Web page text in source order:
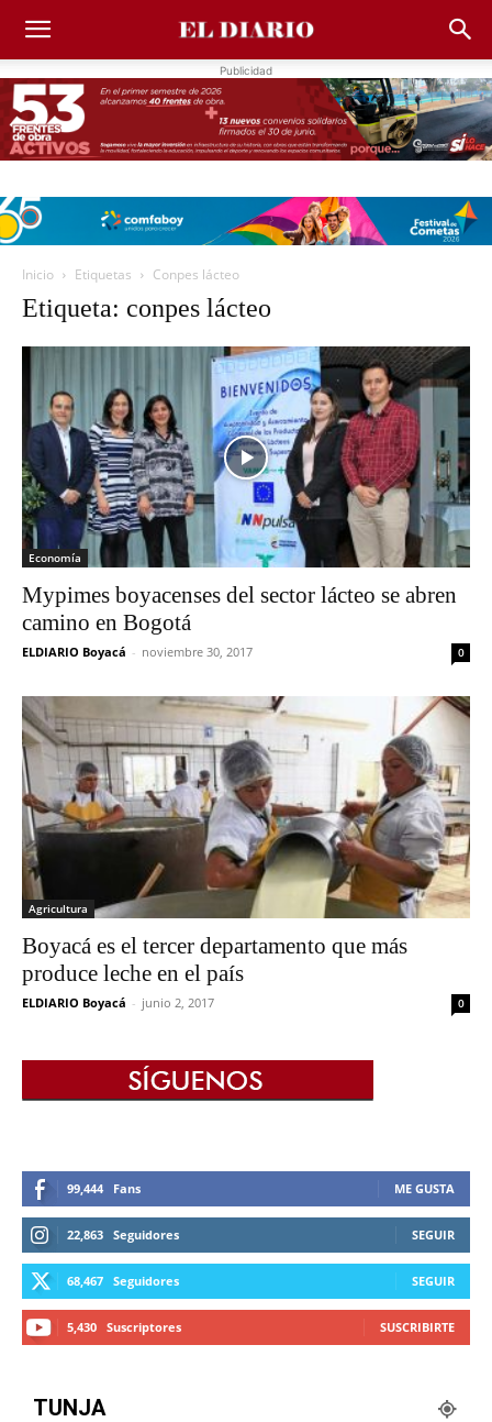
Publicidad
Inicio Etiquetas Conpes lácteo
Etiqueta: conpes lácteo
Economía
Mypimes boyacenses del sector lácteo se abren
camino en Bogotá
ELDIARIO Boyacá - noviembre 30, 2017 0
Agricultura
Boyacá es el tercer departamento que más
produce leche en el país
ELDIARIO Boyacá - junio 2, 2017 0
99,444 Fans ME GUSTA
22,863 Seguidores SEGUIR
68,467 Seguidores SEGUIR
5,430 Suscriptores SUSCRIBIRTE
TUNJA